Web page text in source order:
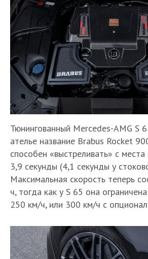
Тюнингованный Mercedes-AMG S
ателье название Brabus Rocket
способен «выстреливать» с
3,9 секунды (4,1 секунды у
Максимальная скорость теперь
ч, тогда как у S 65 она
250 км/ч, или 300 км/ч с